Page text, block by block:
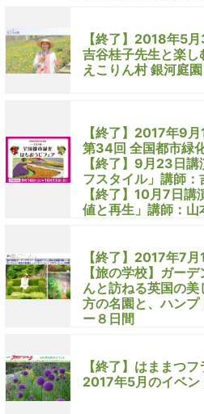
【終了】2018年5
吉谷桂子先生と楽し
えこりん村 銀河庭園
【終了】2017年9
第34回 全国都市緑
【終了】9月23日
フスタイル」講師：
【終了】10月7日
値と再生」講師：山
【終了】2017年7
【旅の学校】ガー
んと訪ねる英国の
方の名園と、ハンプ
ー８日間
【終了】はままつ
2017年5月のイベン